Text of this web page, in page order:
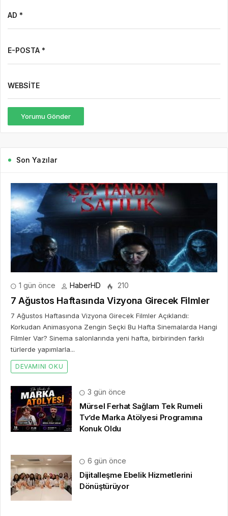
AD *
E-POSTA *
WEBSITE
Yorumu Gönder
Son Yazılar
1 gün önce HaberHD 210
7 Ağustos Haftasında Vizyona Girecek Filmler
7 Ağustos Haftasında Vizyona Girecek Filmler Açıklandı:
Korkudan Animasyona Zengin Seçki Bu Hafta Sinemalarda Hangi
Filmler Var? Sinema salonlarında yeni hafta, birbirinden farklı
türlerde yapımlarla...
DEVAMINI OKU
3 gün önce
Mürsel Ferhat Sağlam Tek Rumeli
Tv’de Marka Atölyesi Programına
Konuk Oldu
6 gün önce
Dijitalleşme Ebelik Hizmetlerini
Dönüştürüyor